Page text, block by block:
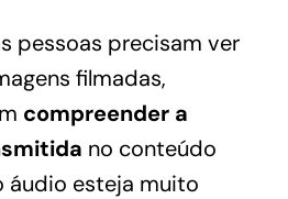
pessoas precisam ver
filmadas,
compreender a
no conteúdo
áudio esteja muito